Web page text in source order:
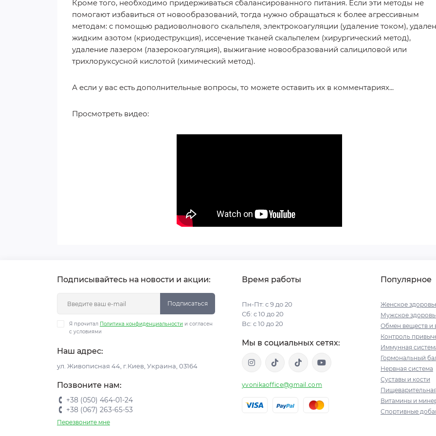
Кроме того, необходимо придерживаться сбалансированного питания. Если эти методы не
помогают избавиться от новообразований, тогда нужно обращаться к более агрессивным
методам: с помощью радиоволнового скальпеля, электрокоагуляции (удаление током),
жидким азотом (криодеструкция), иссечение тканей скальпелем (хирургический метод),
удаление лазером (лазерокоагуляция), выжигание новообразований салициловой или
трихлоруксусной кислотой (химический метод).
А если у вас есть дополнительные вопросы, то можете оставить их в комментариях...
Просмотреть видео:
Подписывайтесь на новости и акции:
Подписаться
Я прочитал Политика конфиденциальности и согласен
с условиями
Наш адрес:
ул. Живописная 44, г.Киев, Украина, 03164
Позвоните нам:
+38 (050) 464-01-24
+38 (067) 263-65-53
Перезвоните мне
Время работы
Пн-Пт: с 9 до 20
Сб: с 10 до 20
Вс: с 10 до 20
Мы в социальных сетях:
yvonikaoffice@gmail.com
Популярное
Женское
Мужское
Обмен веществ и
Контроль
Иммунная
Гормональный
Нервная система
Суставы и кости
Витамины и
Спортивные